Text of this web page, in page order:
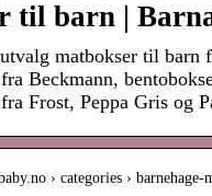
til barn |
matbokser til barn
Beckmann,
Frost, Peppa Gris og
› categories ›